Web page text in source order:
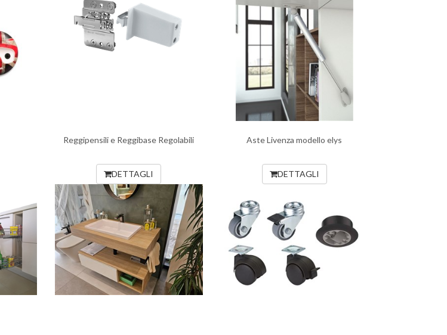
Reggipensili e Reggibase Regolabili
DETTAGLI
Aste Livenza modello elys
DETTAGLI